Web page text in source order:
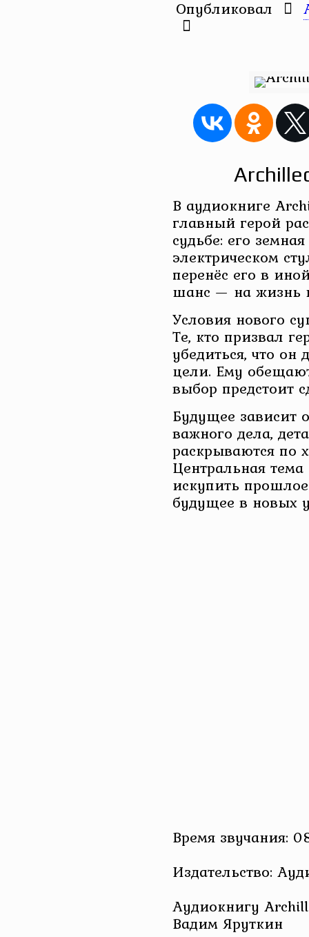
Опубликовал
В аудиокниге
главный герой
судьбе: его
электрическом
перенёс его в
шанс — на жизнь
Условия нового
Те, кто призвал
убедиться, что он
цели. Ему
выбор предстоит
Будущее зависит
важного дела,
раскрываются по
Центральная
искупить
будущее в новых
Время звучания:
Издательство:
Аудиокнигу
Вадим Яруткин